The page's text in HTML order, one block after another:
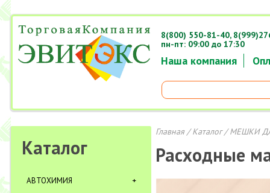
Наша компания
8(800) 550-81-40,
пн-пт: 09:00 до 17:30
Каталог
АВТОХИМИЯ
Главная/Каталог/МЕШКИ
Расходные